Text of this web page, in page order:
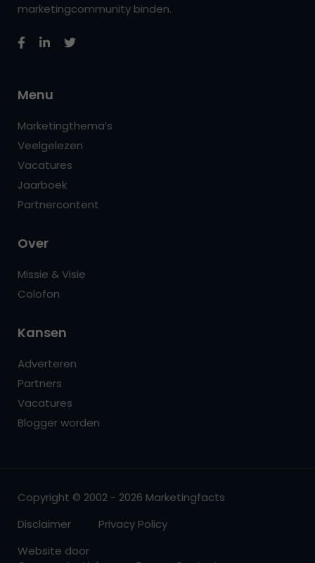
marketingcommunity binden.
Menu
Marketingthema’s
Veelgelezen
Vacatures
Jaarboek
Partnercontent
Over
Missie & Visie
Colofon
Kansen
Adverteren
Partners
Vacatures
Blogger worden
Copyright © 2002 - 2026 Marketingfacts
Disclaimer
Privacy Policy
Website door